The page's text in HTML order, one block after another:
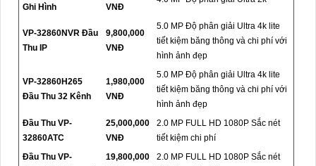
Ghi Hình VNĐ
VP-32860NVR Đầu
Thu IP
9,800,000
VNĐ
5.0 MP Độ phân giải Ultra 4k lite
tiết kiệm băng thông và chi phí với
hình ảnh đẹp
VP-32860H265
Đầu Thu 32 Kênh
1,980,000
VNĐ
5.0 MP Độ phân giải Ultra 4k lite
tiết kiệm băng thông và chi phí với
hình ảnh đẹp
Đầu Thu VP-
32860ATC
25,000,000
VNĐ
2.0 MP FULL HD 1080P Sắc nét
tiết kiệm chi phí
Đầu Thu VP-
19,800,000
2.0 MP FULL HD 1080P Sắc nét